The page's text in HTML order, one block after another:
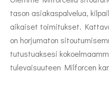
tason asiakaspalvelua,
aikaiset toimitukset.
on horjumaton
tutustuaksesi
tulevaisuuteen Milforcen